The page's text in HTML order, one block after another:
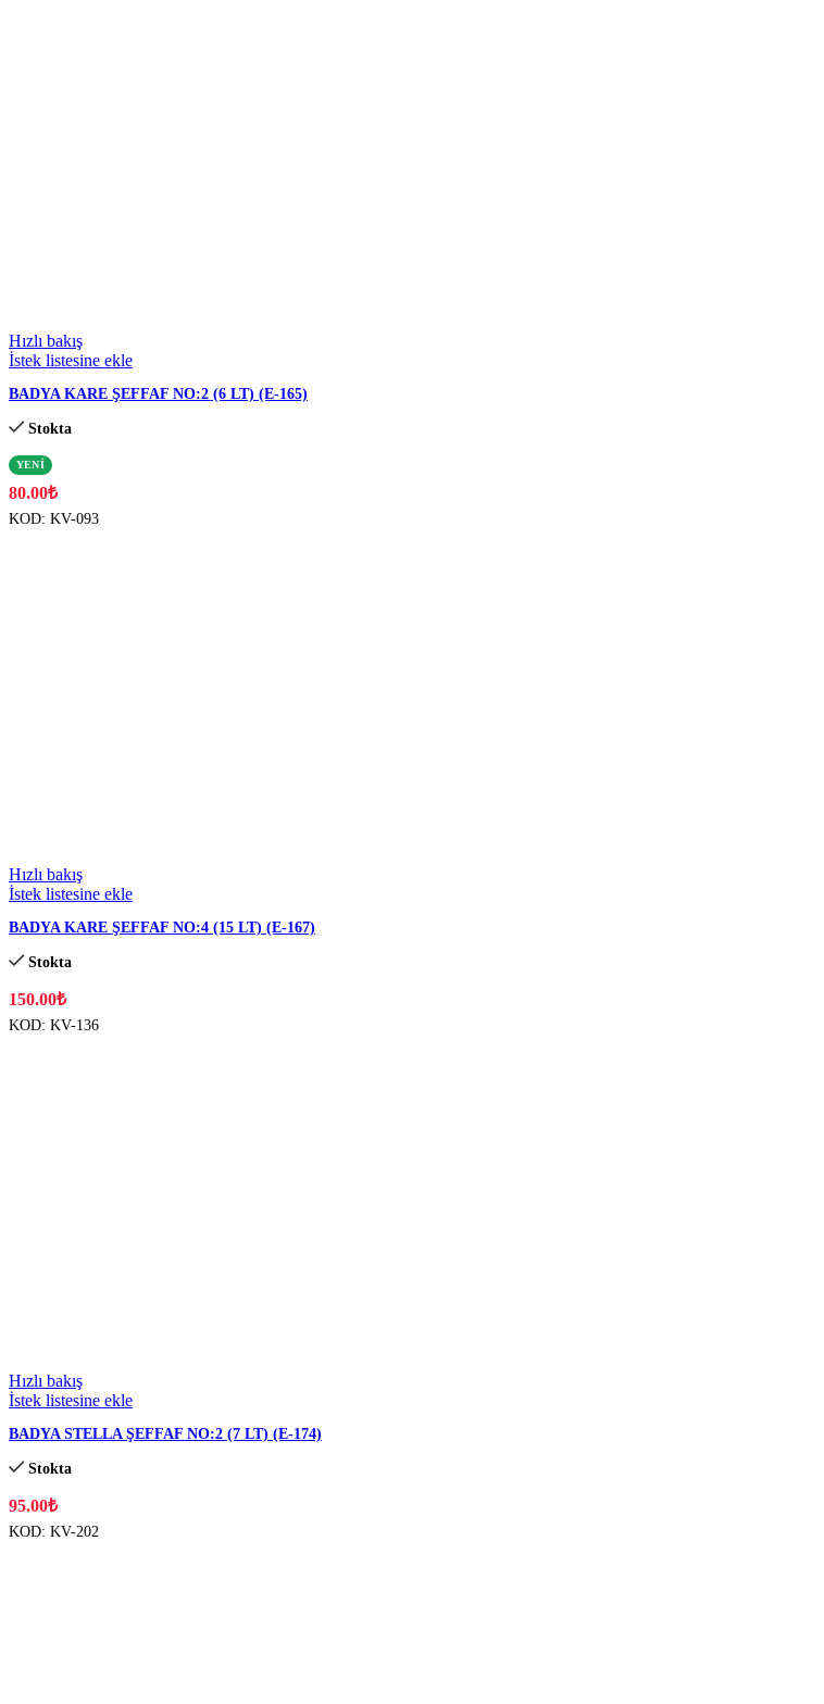
Tepsiler
Çatal & Bıçak & Kaşık
Hızlı bakış
İstek listesine ekle
BADYA KARE ŞEFFAF NO:2 (6 LT) (E-165)
Stokta
YENİ
80.00₺
KOD: KV-093
Hızlı bakış
İstek listesine ekle
BADYA KARE ŞEFFAF NO:4 (15 LT) (E-167)
Stokta
150.00₺
KOD: KV-136
Hızlı bakış
İstek listesine ekle
BADYA STELLA ŞEFFAF NO:2 (7 LT) (E-174)
Stokta
95.00₺
KOD: KV-202